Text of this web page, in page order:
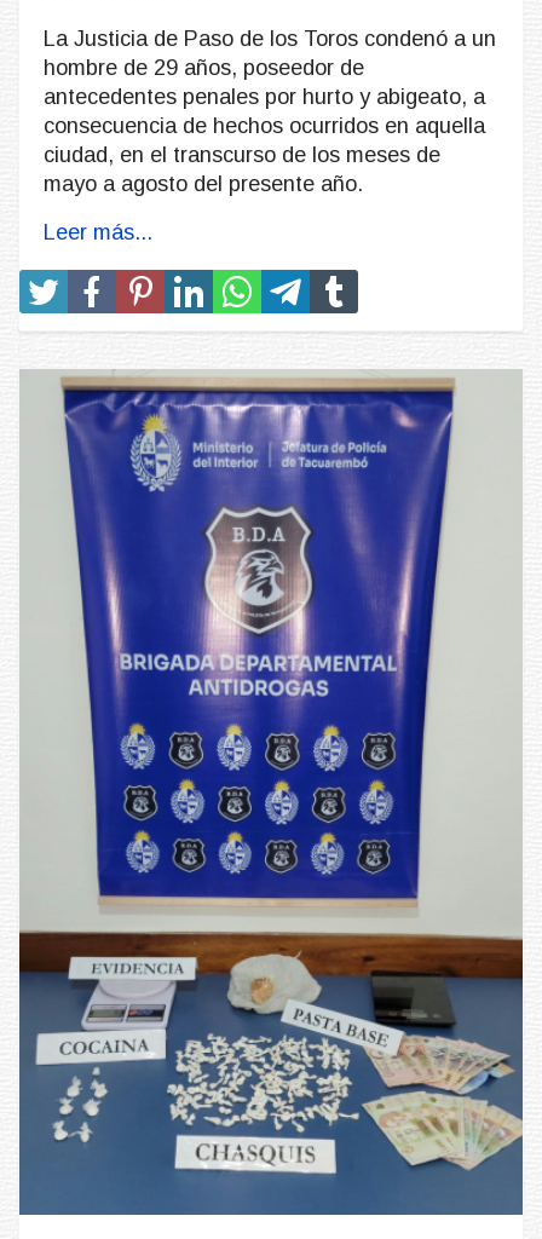
La Justicia de Paso de los Toros condenó a un
hombre de 29 años, poseedor de
antecedentes penales por hurto y abigeato, a
consecuencia de hechos ocurridos en aquella
ciudad, en el transcurso de los meses de
mayo a agosto del presente año.
Leer más...